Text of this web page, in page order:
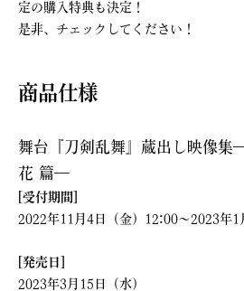
定の購入特典も決定！
是非、チェックしてください！
商品仕様
舞台『刀剣乱舞』蔵出し映像集
花 篇―
[受付期間]
2022年11月4日（金）12:00～2023年1
[発売日]
2023年3月15日（水）